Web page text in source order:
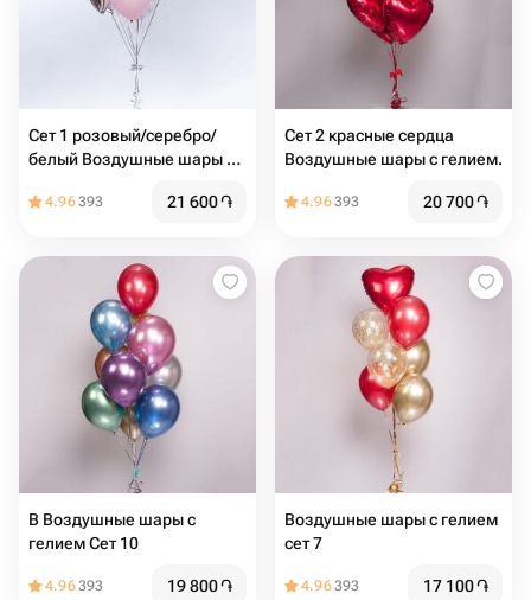
Сет 1 розовый/серебро/
белый Воздушные шары с
4.96393 21 600֏
Сет 2 красные сердца
Воздушные шары с гелием.️️
4.96393 20 700֏
В Воздушные шары с
гелием Сет 10
4.96393 19 800֏
Воздушные шары с гелием
сет 7
4.96393 17 100֏